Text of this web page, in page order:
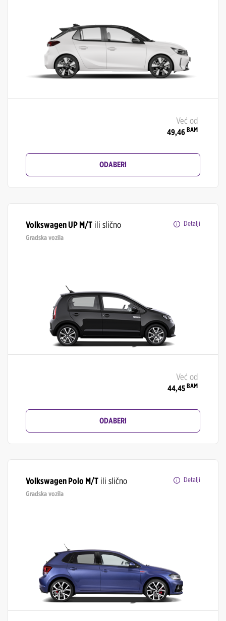
Već od
49,46 BAM
ODABERI
Volkswagen UP M/T ili slično
Detalji
Gradska vozila
Već od
44,45 BAM
ODABERI
Volkswagen Polo M/T ili slično
Detalji
Gradska vozila